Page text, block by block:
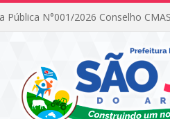
Pública N°001/2026 Conselho CMAS